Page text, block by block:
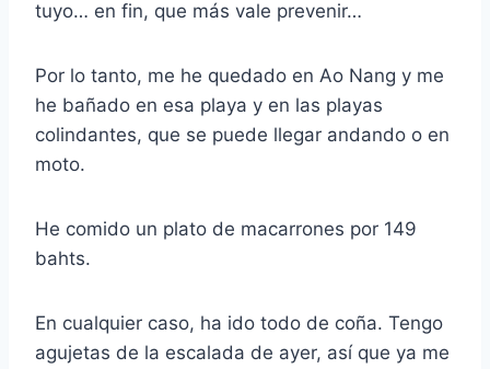
tuyo… en fin, que más vale prevenir…
Por lo tanto, me he quedado en Ao Nang y me
he bañado en esa playa y en las playas
colindantes, que se puede llegar andando o en
moto.
He comido un plato de macarrones por 149
bahts.
En cualquier caso, ha ido todo de coña. Tengo
agujetas de la escalada de ayer, así que ya me